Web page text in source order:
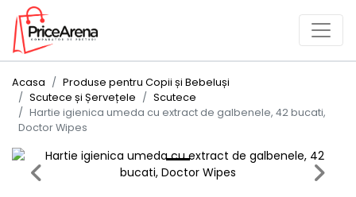
Acasa
Produse pentru Copii și Bebeluși
Scutece și Șervețele
Scutece
Hartie igienica umeda cu extract de galbenele, 42 bucati,
Doctor Wipes
Previous Next